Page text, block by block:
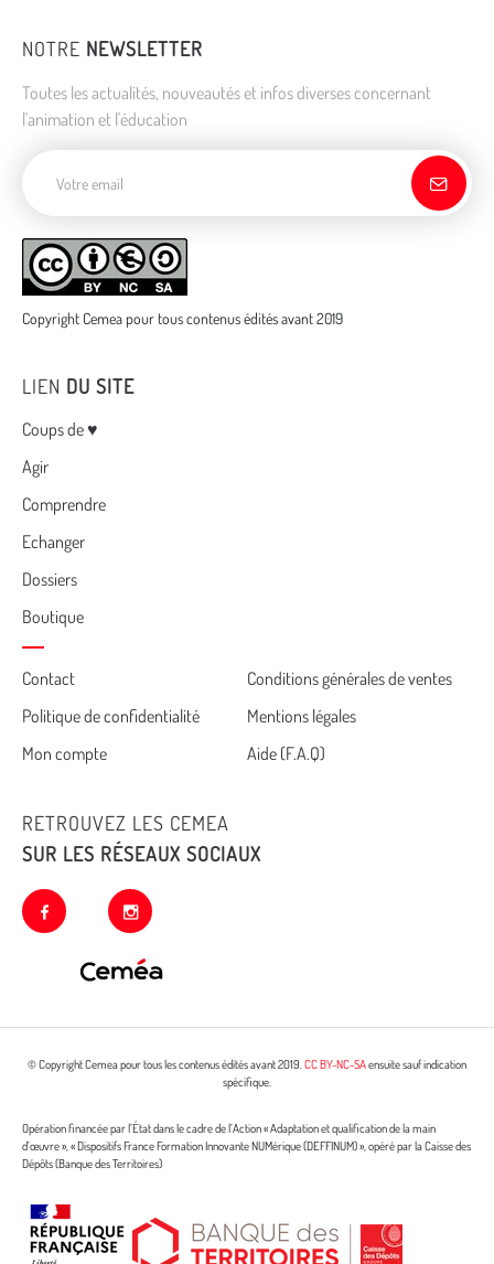
NOTRE NEWSLETTER
Toutes les actualités, nouveautés et infos diverses concernant
l'animation et l'éducation
Copyright Cemea pour tous contenus édités avant 2019
LIEN DU SITE
Menu
Coups de ♥
Agir
Comprendre
Echanger
Dossiers
Boutique
Cemea
footer
Contact
Conditions générales de ventes
Politique de confidentialité
Mentions légales
Mon compte
Aide (F.A.Q)
RETROUVEZ LES CEMEA
SUR LES RÉSEAUX SOCIAUX
facebook instagram
© Copyright Cemea pour tous les contenus édités avant 2019.CC BY-NC-SAensuite sauf indication
spécifique.
Opération financée par l’État dans le cadre de l’Action « Adaptation et qualification de la main
d’œuvre », « Dispositifs France Formation Innovante NUMérique (DEFFINUM) », opéré par la Caisse des
Dépôts (Banque des Territoires)